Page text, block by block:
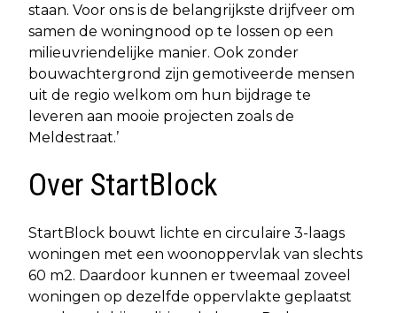
staan. Voor ons is de belangrijkste drijfveer om
samen de woningnood op te lossen op een
milieuvriendelijke manier. Ook zonder
bouwachtergrond zijn gemotiveerde mensen
uit de regio welkom om hun bijdrage te
leveren aan mooie projecten zoals de
Meldestraat.’
Over StartBlock
StartBlock bouwt lichte en circulaire 3-laags
woningen met een woonoppervlak van slechts
60 m2. Daardoor kunnen er tweemaal zoveel
woningen op dezelfde oppervlakte geplaatst